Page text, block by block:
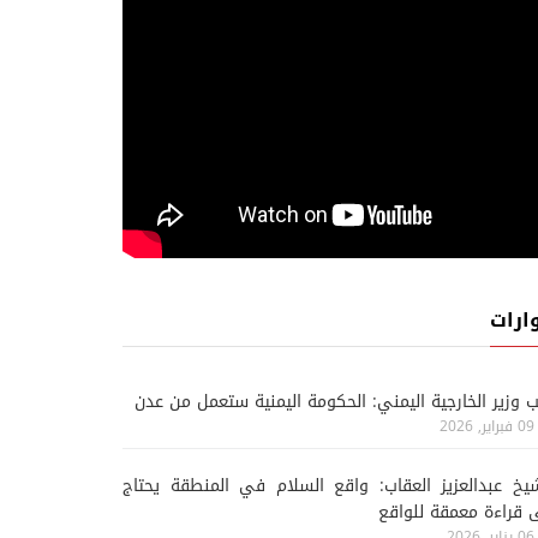
وزير الخارجية اليمني: الحكومة اليمنية ستعمل من عدن
09 فبراير, 2026
عبدالعزيز العقاب: واقع السلام في المنطقة يحتاج
قراءة معمقة للواقع